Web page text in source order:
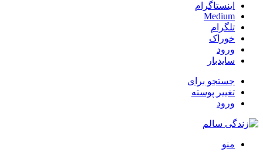
اینستاگرام
Medium
تلگرام
خوراک
ورود
سایدبار
جستجو برای
تغییر پوسته
ورود
منو